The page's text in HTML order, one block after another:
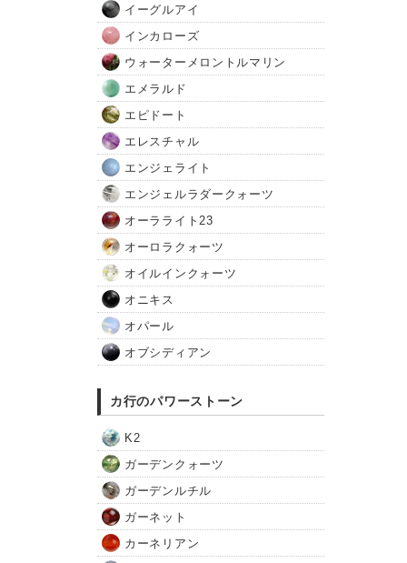
イーグルアイ
インカローズ
ウォーターメロントルマリン
エメラルド
エピドート
エレスチャル
エンジェライト
エンジェルラダークォーツ
オーラライト23
オーロラクォーツ
オイルインクォーツ
オニキス
オパール
オブシディアン
カ行のパワーストーン
K2
ガーデンクォーツ
ガーデンルチル
ガーネット
カーネリアン